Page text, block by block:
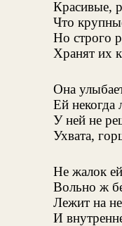
Красивые,
Что
Но строго
Хранят их
Она
Ей некогда
У ней не
Ухвата,
Не жалок
Вольно ж
Лежит на
И